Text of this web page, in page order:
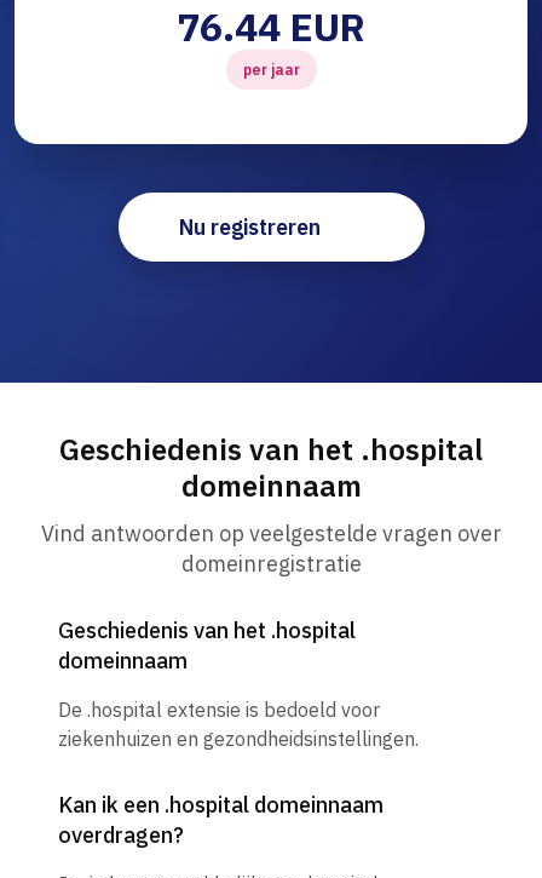
76.44 EUR
per jaar
Nu registreren
Geschiedenis van het .hospital
domeinnaam
Vind antwoorden op veelgestelde vragen over
domeinregistratie
Geschiedenis van het .hospital
domeinnaam
De .hospital extensie is bedoeld voor
ziekenhuizen en gezondheidsinstellingen.
Kan ik een .hospital domeinnaam
overdragen?